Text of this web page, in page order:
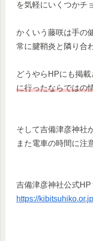
を気軽にいくつかチ
かくいう藤咲は手の
常に腱鞘炎と隣り合
どうやらHPにも掲載
に行ったならではの
そして吉備津彦神
また電車の時間に注
吉備津彦神社公式
https://